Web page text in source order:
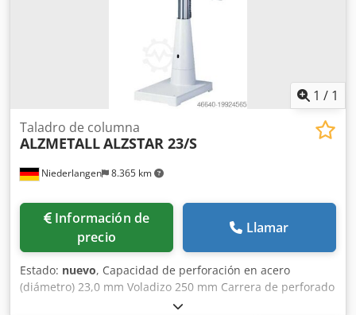
1 / 1
Niederlangen 8.365 km
Taladro de columna
ALZMETALLALZSTAR 23/S
Información de
precio
Llamar
Estado: nuevo, Capacidad de perforación en acero
(diámetro) 23,0 mm Voladizo 250 mm Carrera de perforado
100 mm Morse cónico 2 MK Mesa: 370 x 300 mm Velocidad